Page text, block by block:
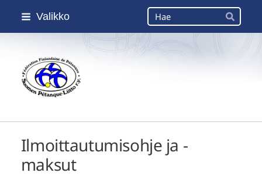
Siirry
Valikko Haku
Hae
Suomen Petanque-Liitto
Ilmoittautumisohje ja -
maksut